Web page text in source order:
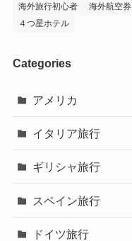
海外旅行初心者
海外航空券
４つ星ホテル
Categories
アメリカ
イタリア旅行
ギリシャ旅行
スペイン旅行
ドイツ旅行